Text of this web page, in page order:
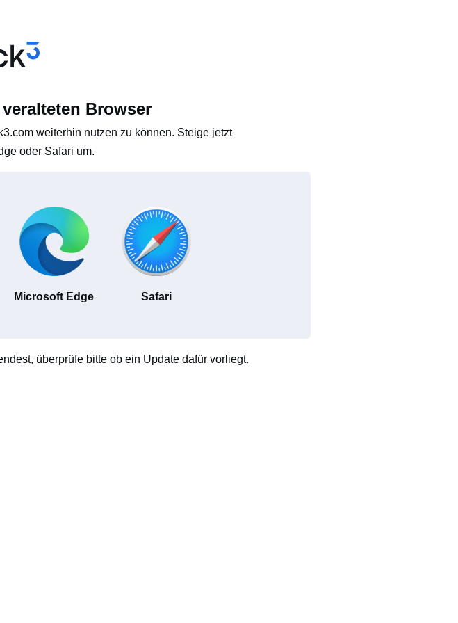
Browser
weiterhin nutzen zu können. Steige jetzt
oder Safari um.
Microsoft Edge Safari
überprüfe bitte ob ein Update dafür vorliegt.